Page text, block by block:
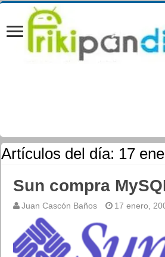
Artículos del día: 17
Sun compra
Juan Cascón Baños 17 enero,